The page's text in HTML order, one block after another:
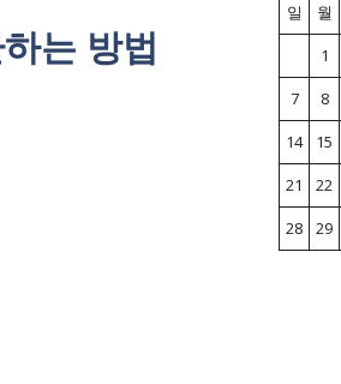
는 방법
일
월
1
7
8
14
15
21
22
28
29